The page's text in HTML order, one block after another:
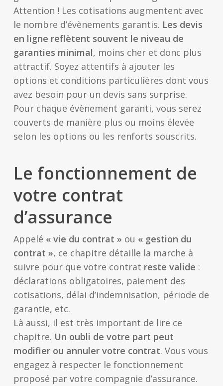
Attention ! Les cotisations augmentent avec
le nombre d’évènements garantis. Les devis
en ligne reflètent souvent le niveau de
garanties minimal, moins cher et donc plus
attractif. Soyez attentifs à ajouter les
options et conditions particulières dont vous
avez besoin pour un devis sans surprise.
Pour chaque évènement garanti, vous serez
couverts de manière plus ou moins élevée
selon les options ou les renforts souscrits.
Le fonctionnement de
votre contrat
d’assurance
Appelé « vie du contrat » ou « gestion du
contrat », ce chapitre détaille la marche à
suivre pour que votre contrat reste valide :
déclarations obligatoires, paiement des
cotisations, délai d’indemnisation, période de
garantie, etc.
Là aussi, il est très important de lire ce
chapitre. Un oubli de votre part peut
modifier ou annuler votre contrat. Vous vous
engagez à respecter le fonctionnement
proposé par votre compagnie d’assurance.